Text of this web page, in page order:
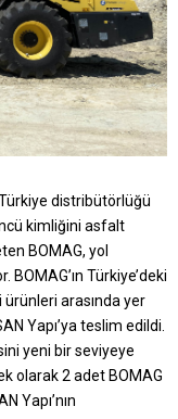
distribütörlüğü
kimliğini asfalt
BOMAG, yol
Türkiye’deki
arasında yer
Yapı’ya teslim edildi.
yeni bir seviyeye
olarak 2 adet BOMAG
Yapı’nın